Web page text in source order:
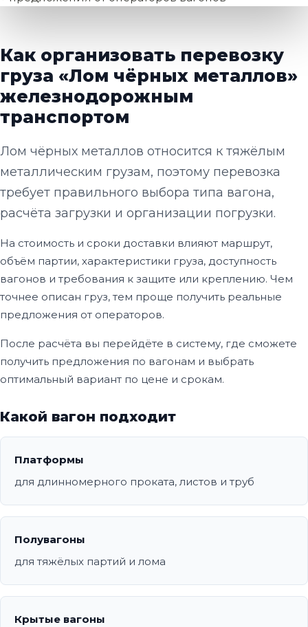
Как организовать перевозку
груза «Лом чёрных металлов»
железнодорожным
транспортом
Лом чёрных металлов относится к тяжёлым
металлическим грузам, поэтому перевозка
требует правильного выбора типа вагона,
расчёта загрузки и организации погрузки.
На стоимость и сроки доставки влияют маршрут,
объём партии, характеристики груза, доступность
вагонов и требования к защите или креплению. Чем
точнее описан груз, тем проще получить реальные
предложения от операторов.
После расчёта вы перейдёте в систему, где сможете
получить предложения по вагонам и выбрать
оптимальный вариант по цене и срокам.
Какой вагон подходит
Платформы
для длинномерного проката, листов и труб
Полувагоны
для тяжёлых партий и лома
Крытые вагоны